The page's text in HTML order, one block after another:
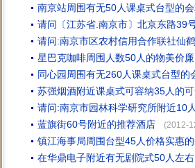
南京站周围有无50人课桌式台型的会
请问〔江苏省.南京市〕北京东路39
请问:南京市区农村信用合作联社仙
星巴克咖啡周围人数50人的物美价
同心园周围有无260人课桌式台型的
苏强烟酒附近课桌式可容纳35人的
请问:南京市园林科学研究所附近10
蓝旗街60号附近的推荐酒店 (2012-
镇江海事局周围台型45人价格实惠
在华鼎电子附近有无剧院式50人左